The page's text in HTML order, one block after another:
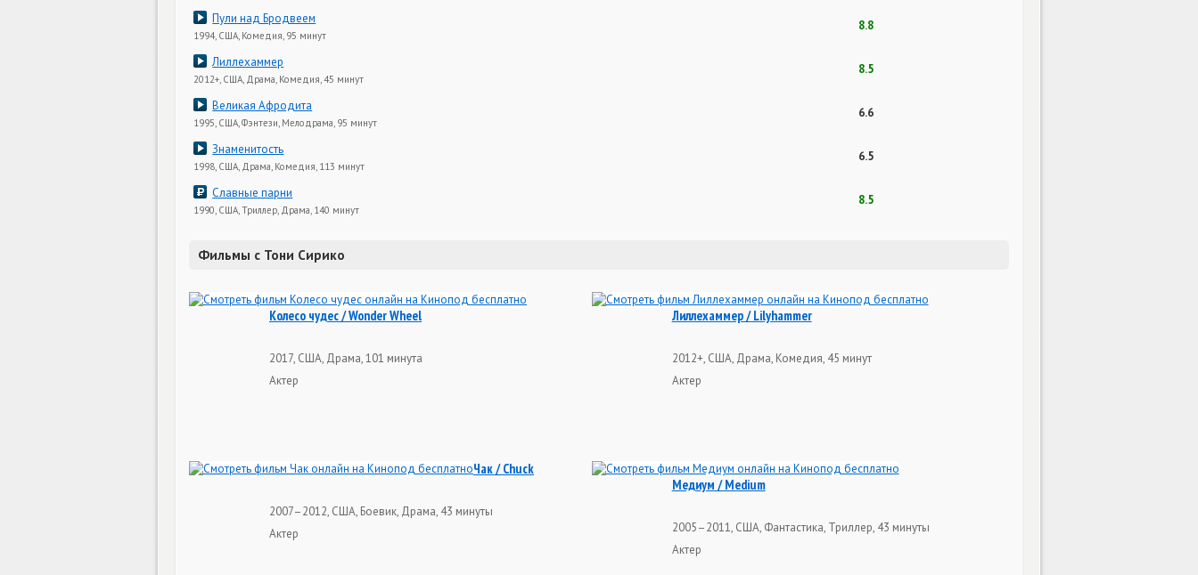
Пули над Бродвеем
1994, США, Комедия, 95 минут
8.8
Лиллехаммер
2012+, США, Драма, Комедия, 45 минут
8.5
Великая Афродита
1995, США, Фэнтези, Мелодрама, 95 минут
6.6
Знаменитость
1998, США, Драма, Комедия, 113 минут
6.5
Славные парни
1990, США, Триллер, Драма, 140 минут
8.5
Фильмы с Тони Сирико
Колесо чудес / Wonder Wheel
2017, США, Драма, 101 минута
Актер
Лиллехаммер / Lilyhammer
2012+, США, Драма, Комедия, 45 минут
Актер
Чак / Chuck
2007–2012, США, Боевик, Драма, 43 минуты
Актер
Медиум / Medium
2005–2011, США, Фантастика, Триллер, 43 минуты
Актер